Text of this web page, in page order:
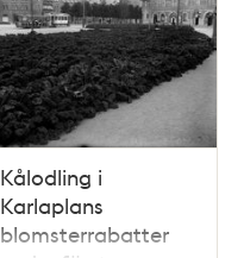
Kålodling i
Karlaplans
blomsterrabatter